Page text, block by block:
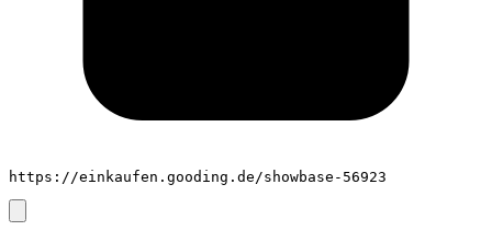
https://einkaufen.gooding.de/showbase-56923